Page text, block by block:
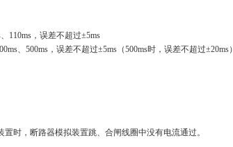
110ms，误差不超过±5ms
、500ms，误差不超过±5ms（500ms时，误差不超过±20ms）
时，断路器模拟装置跳、合闸线圈中没有电流通过。